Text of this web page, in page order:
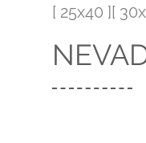
[ 25x40 ][